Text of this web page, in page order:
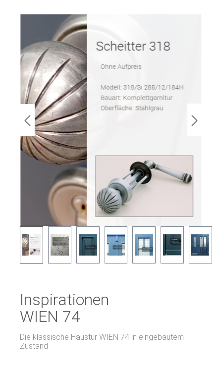
Bildergalerie überspringen
Inspirationen
WIEN 74
Die klassische Haustür WIEN 74 in eingebautem
Zustand